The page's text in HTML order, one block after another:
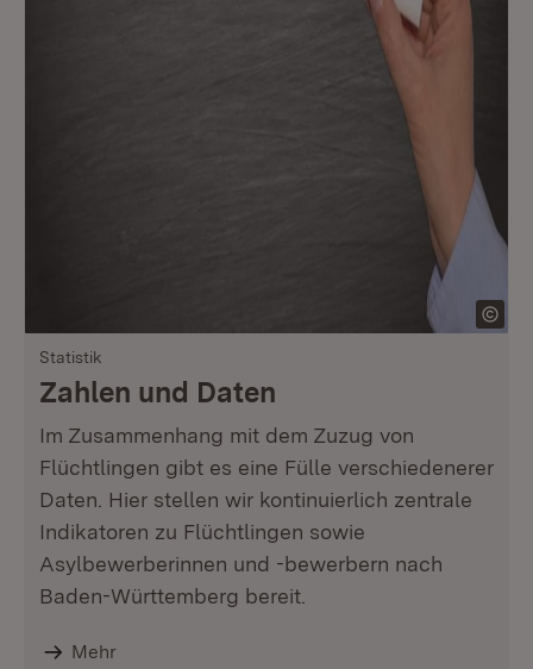
Statistik
Zahlen und Daten
Im Zusammenhang mit dem Zuzug von
Flüchtlingen gibt es eine Fülle verschiedenerer
Daten. Hier stellen wir kontinuierlich zentrale
Indikatoren zu Flüchtlingen sowie
Asylbewerberinnen und -bewerbern nach
Baden-Württemberg bereit.
Mehr